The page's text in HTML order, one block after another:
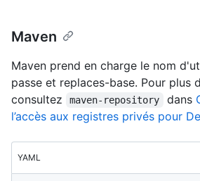
Maven
Maven prend en charge le nom
passe et replaces-base. Pour plus
consultez
maven-repository dans
l’accès aux registres privés pour
YAML